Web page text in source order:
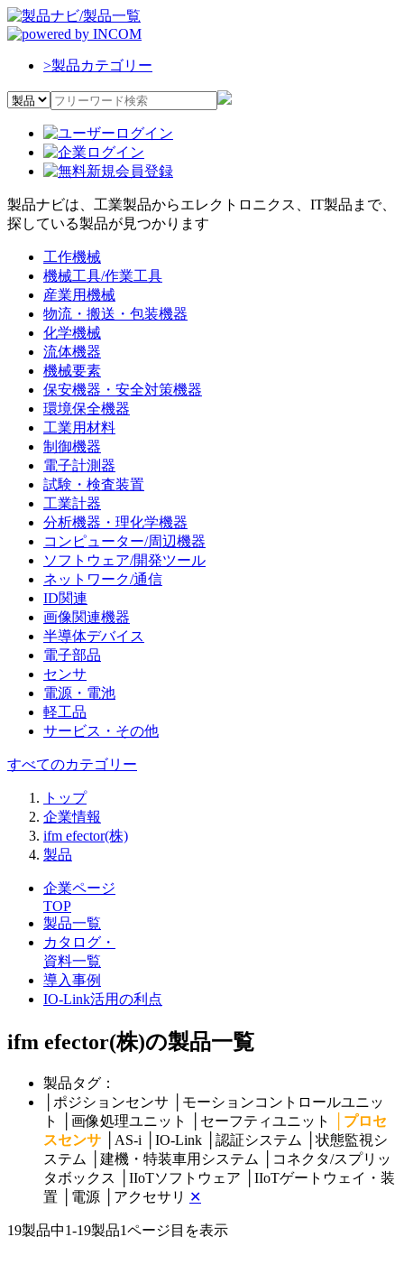
>製品カテゴリー
製品ナビは、工業製品からエレクトロニクス、IT製品まで、
探している製品が見つかります
工作機械
機械工具/作業工具
産業用機械
物流・搬送・包装機器
化学機械
流体機器
機械要素
保安機器・安全対策機器
環境保全機器
工業用材料
制御機器
電子計測器
試験・検査装置
工業計器
分析機器・理化学機器
コンピューター/周辺機器
ソフトウェア/開発ツール
ネットワーク/通信
ID関連
画像関連機器
半導体デバイス
電子部品
センサ
電源・電池
軽工品
サービス・その他
すべてのカテゴリー
トップ
企業情報
ifm efector(株)
製品
企業ページ
TOP
製品一覧
カタログ・
資料一覧
導入事例
IO-Link活用の利点
ifm efector(株)の製品一覧
製品タグ：
ポジションセンサ
モーションコントロールユニッ
ト
画像処理ユニット セーフティユニット
プロセ
スセンサ
AS-i IO-Link 認証システム
状態監視シ
ステム
建機・特装車用システム
コネクタ/スプリッ
タボックス
IIoTソフトウェア
IIoTゲートウェイ・装
置
電源 アクセサリ ✕
19製品中1-19製品1ページ目を表示